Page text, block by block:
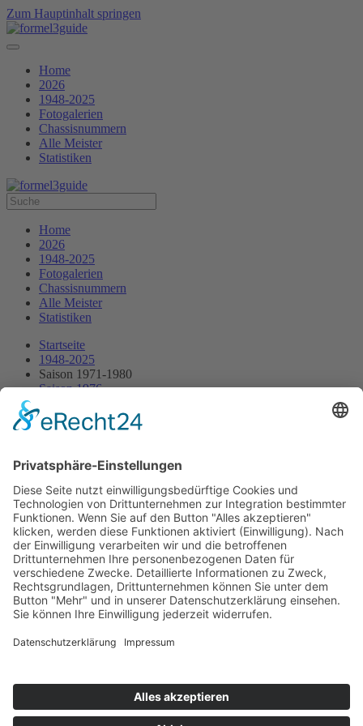
Zum Hauptinhalt springen
Home
2026
1948-2025
Fotogalerien
Chassisnummern
Alle Meister
Statistiken
Home
2026
1948-2025
Fotogalerien
Chassisnummern
Alle Meister
Statistiken
Startseite
1948-2025
Saison 1971-1980
Saison 1976
13.06.1976 - Rusel
Streckenskizze Programmheft
Alle Ergebnisse:
Nennungsliste
Ergebnis Rennen
Impressum
Jahrbuch